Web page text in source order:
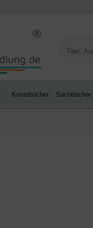
Kunstbücher Sachbücher